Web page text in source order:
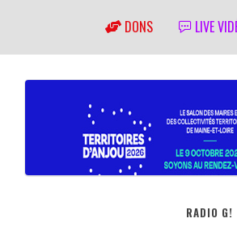
DONS LIVE
RADIO G!